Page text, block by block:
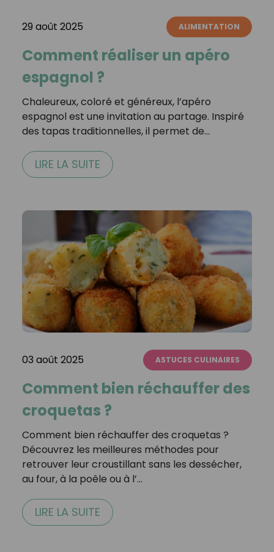
29 août 2025 ALIMENTATION
Comment réaliser un apéro
espagnol ?
Chaleureux, coloré et généreux, l’apéro
espagnol est une invitation au partage. Inspiré
des tapas traditionnelles, il permet de…
LIRE LA SUITE
03 août 2025 ASTUCES CULINAIRES
Comment bien réchauffer des
croquetas ?
Comment bien réchauffer des croquetas ?
Découvrez les meilleures méthodes pour
retrouver leur croustillant sans les dessécher,
au four, à la poêle ou à l’…
LIRE LA SUITE